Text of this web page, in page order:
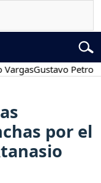
Gustavo Petro
por el